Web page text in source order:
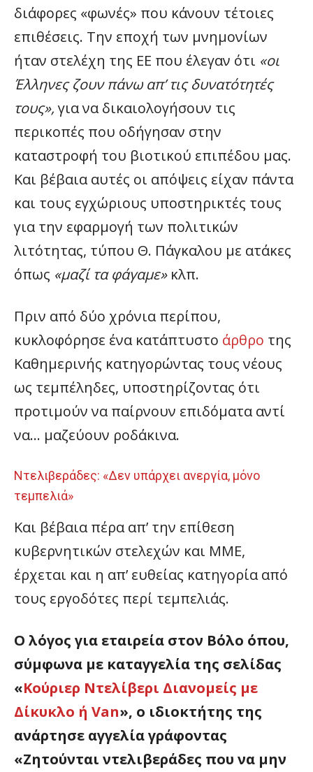
διάφορες «φωνές» που κάνουν τέτοιες
επιθέσεις. Την εποχή των μνημονίων
ήταν στελέχη της ΕΕ που έλεγαν ότι «οι
Έλληνες ζουν πάνω απ’ τις δυνατότητές
τους»,για να δικαιολογήσουν τις
περικοπές που οδήγησαν στην
καταστροφή του βιοτικού επιπέδου μας.
Και βέβαια αυτές οι απόψεις είχαν πάντα
και τους εγχώριους υποστηρικτές τους
για την εφαρμογή των πολιτικών
λιτότητας, τύπου Θ. Πάγκαλου με ατάκες
όπως «μαζί τα φάγαμε»κλπ.
Πριν από δύο χρόνια περίπου,
κυκλοφόρησε ένα κατάπτυστο άρθρο της
Καθημερινής κατηγορώντας τους νέους
ως τεμπέληδες, υποστηρίζοντας ότι
προτιμούν να παίρνουν επιδόματα αντί
να… μαζεύουν ροδάκινα.
Ντελιβεράδες: «Δεν υπάρχει ανεργία, μόνο
τεμπελιά»
Και βέβαια πέρα απ’ την επίθεση
κυβερνητικών στελεχών και ΜΜΕ,
έρχεται και η απ’ ευθείας κατηγορία από
τους εργοδότες περί τεμπελιάς.
Ο λόγος για εταιρεία στον Βόλο όπου,
σύμφωνα με καταγγελία της σελίδας
«Κούριερ Ντελίβερι Διανομείς με
Δίκυκλο ή Van», ο ιδιοκτήτης της
ανάρτησε αγγελία γράφοντας
«Ζητούνται ντελιβεράδες που να μην